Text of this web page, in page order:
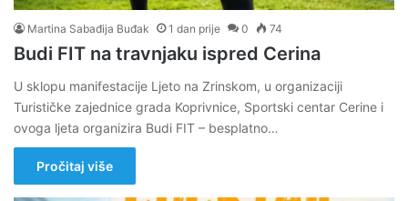
Martina Sabađija Buđak 1 dan prije 0 74
Budi FIT na travnjaku ispred Cerina
U sklopu manifestacije Ljeto na Zrinskom, u organizaciji
Turističke zajednice grada Koprivnice, Sportski centar Cerine i
ovoga ljeta organizira Budi FIT – besplatno…
Pročitaj više